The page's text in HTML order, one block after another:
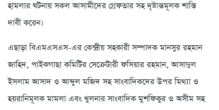
হামলার ঘটনায় সকল আসামীদের গ্রেফতার সহ দৃষ্টান্তমূলক শাস্তি
দাবী করেন।
এছাড়া বিএমএসএস-এর কেন্দ্রীয় সহকারী সম্পাদক মানসুর রহমান
জাহিদ, পাইকগাছা কমিটির সেক্রেটারী ফসিয়ার রহমান, আসাদুল
ইসলাম আসাদ ও আব্দুল মজিদ সহ সাংবাদিকদের উপর মিথ্যা ও
হয়রানিমূলক মামলা এবং খুলনার সাংবাদিক মুশফিকুর ও অসীম সহ